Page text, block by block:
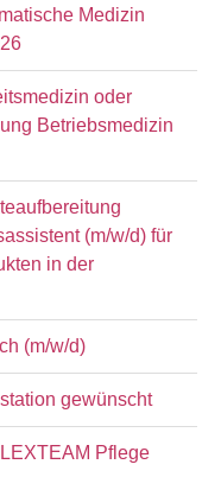
Medizin
oder
Betriebsmedizin
(m/w/d) für
in der
(m/w/d)
gewünscht
Pflege